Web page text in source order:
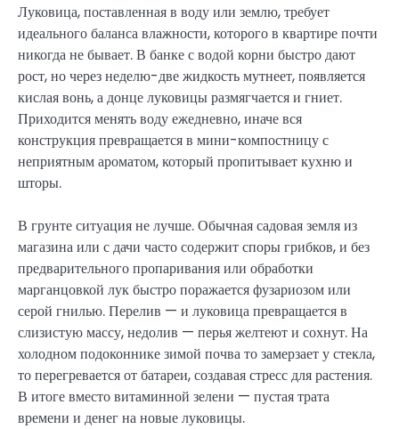
Луковица, поставленная в воду или землю, требует
идеального баланса влажности, которого в квартире почти
никогда не бывает. В банке с водой корни быстро дают
рост, но через неделю-две жидкость мутнеет, появляется
кислая вонь, а донце луковицы размягчается и гниет.
Приходится менять воду ежедневно, иначе вся
конструкция превращается в мини-компостницу с
неприятным ароматом, который пропитывает кухню и
шторы.
В грунте ситуация не лучше. Обычная садовая земля из
магазина или с дачи часто содержит споры грибков, и без
предварительного пропаривания или обработки
марганцовкой лук быстро поражается фузариозом или
серой гнилью. Перелив — и луковица превращается в
слизистую массу, недолив — перья желтеют и сохнут. На
холодном подоконнике зимой почва то замерзает у стекла,
то перегревается от батареи, создавая стресс для растения.
В итоге вместо витаминной зелени — пустая трата
времени и денег на новые луковицы.